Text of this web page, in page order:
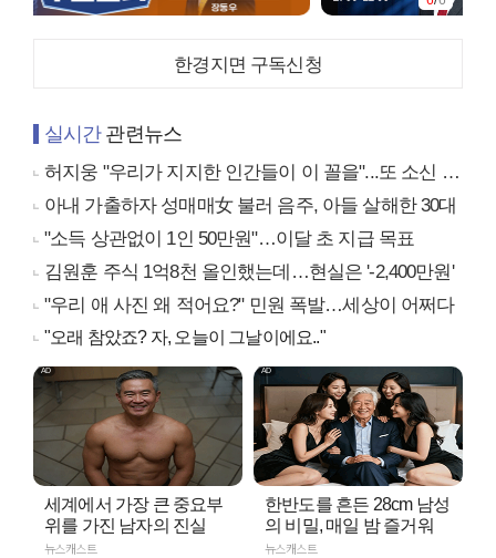
한경지면 구독신청
실시간관련뉴스
허지웅 "우리가 지지한 인간들이 이 꼴을"...또 소신 발언
아내 가출하자 성매매女 불러 음주, 아들 살해한 30대
"소득 상관없이 1인 50만원"…이달 초 지급 목표
김원훈 주식 1억8천 올인했는데…현실은 '-2,400만원'
"우리 애 사진 왜 적어요?" 민원 폭발…세상이 어쩌다
"오래 참았죠? 자, 오늘이 그날이에요.."
세계에서 가장 큰 중요부
위를 가진 남자의 진실
뉴스캐스트
한반도를 흔든 28cm 남성
의 비밀, 매일 밤 즐거워
뉴스캐스트